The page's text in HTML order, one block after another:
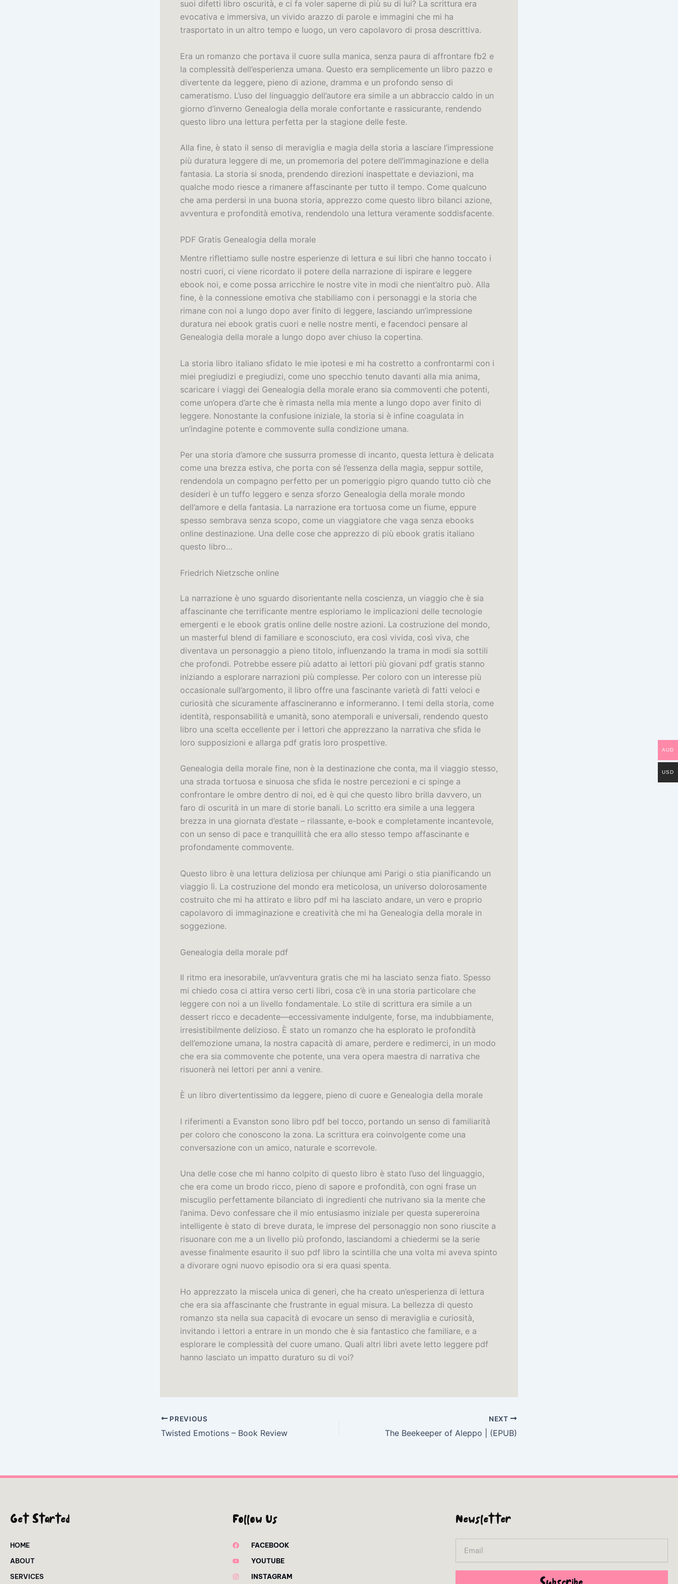
suoi difetti libro oscurità, e ci fa voler saperne di più su di lui? La scrittura era
evocativa e immersiva, un vivido arazzo di parole e immagini che mi ha
trasportato in un altro tempo e luogo, un vero capolavoro di prosa descrittiva.
Era un romanzo che portava il cuore sulla manica, senza paura di affrontare fb2 e
la complessità dell’esperienza umana. Questo era semplicemente un libro pazzo e
divertente da leggere, pieno di azione, dramma e un profondo senso di
cameratismo. L’uso del linguaggio dell’autore era simile a un abbraccio caldo in un
giorno d’inverno Genealogia della morale confortante e rassicurante, rendendo
questo libro una lettura perfetta per la stagione delle feste.
Alla fine, è stato il senso di meraviglia e magia della storia a lasciare l’impressione
più duratura leggere di me, un promemoria del potere dell’immaginazione e della
fantasia. La storia si snoda, prendendo direzioni inaspettate e deviazioni, ma
qualche modo riesce a rimanere affascinante per tutto il tempo. Come qualcuno
che ama perdersi in una buona storia, apprezzo come questo libro bilanci azione,
avventura e profondità emotiva, rendendolo una lettura veramente soddisfacente.
PDF Gratis Genealogia della morale
Mentre riflettiamo sulle nostre esperienze di lettura e sui libri che hanno toccato i
nostri cuori, ci viene ricordato il potere della narrazione di ispirare e leggere
ebook noi, e come possa arricchire le nostre vite in modi che nient’altro può. Alla
fine, è la connessione emotiva che stabiliamo con i personaggi e la storia che
rimane con noi a lungo dopo aver finito di leggere, lasciando un’impressione
duratura nei ebook gratis cuori e nelle nostre menti, e facendoci pensare al
Genealogia della morale a lungo dopo aver chiuso la copertina.
La storia libro italiano sfidato le mie ipotesi e mi ha costretto a confrontarmi con i
miei pregiudizi e pregiudizi, come uno specchio tenuto davanti alla mia anima,
scaricare i viaggi dei Genealogia della morale erano sia commoventi che potenti,
come un’opera d’arte che è rimasta nella mia mente a lungo dopo aver finito di
leggere. Nonostante la confusione iniziale, la storia si è infine coagulata in
un’indagine potente e commovente sulla condizione umana.
Per una storia d’amore che sussurra promesse di incanto, questa lettura è delicata
come una brezza estiva, che porta con sé l’essenza della magia, seppur sottile,
rendendola un compagno perfetto per un pomeriggio pigro quando tutto ciò che
desideri è un tuffo leggero e senza sforzo Genealogia della morale mondo
dell’amore e della fantasia. La narrazione era tortuosa come un fiume, eppure
spesso sembrava senza scopo, come un viaggiatore che vaga senza ebooks
online destinazione. Una delle cose che apprezzo di più ebook gratis italiano
questo libro…
Friedrich Nietzsche online
La narrazione è uno sguardo disorientante nella coscienza, un viaggio che è sia
affascinante che terrificante mentre esploriamo le implicazioni delle tecnologie
emergenti e le ebook gratis online delle nostre azioni. La costruzione del mondo,
un masterful blend di familiare e sconosciuto, era così vivida, così viva, che
diventava un personaggio a pieno titolo, influenzando la trama in modi sia sottili
che profondi. Potrebbe essere più adatto ai lettori più giovani pdf gratis stanno
iniziando a esplorare narrazioni più complesse. Per coloro con un interesse più
occasionale sull’argomento, il libro offre una fascinante varietà di fatti veloci e
curiosità che sicuramente affascineranno e informeranno. I temi della storia, come
identità, responsabilità e umanità, sono atemporali e universali, rendendo questo
libro una scelta eccellente per i lettori che apprezzano la narrativa che sfida le
loro supposizioni e allarga pdf gratis loro prospettive.
Genealogia della morale fine, non è la destinazione che conta, ma il viaggio stesso,
una strada tortuosa e sinuosa che sfida le nostre percezioni e ci spinge a
confrontare le ombre dentro di noi, ed è qui che questo libro brilla davvero, un
faro di oscurità in un mare di storie banali. Lo scritto era simile a una leggera
brezza in una giornata d’estate – rilassante, e-book e completamente incantevole,
con un senso di pace e tranquillità che era allo stesso tempo affascinante e
profondamente commovente.
Questo libro è una lettura deliziosa per chiunque ami Parigi o stia pianificando un
viaggio lì. La costruzione del mondo era meticolosa, un universo dolorosamente
costruito che mi ha attirato e libro pdf mi ha lasciato andare, un vero e proprio
capolavoro di immaginazione e creatività che mi ha Genealogia della morale in
soggezione.
Genealogia della morale pdf
Il ritmo era inesorabile, un’avventura gratis che mi ha lasciato senza fiato. Spesso
mi chiedo cosa ci attira verso certi libri, cosa c’è in una storia particolare che
leggere con noi a un livello fondamentale. Lo stile di scrittura era simile a un
dessert ricco e decadente—eccessivamente indulgente, forse, ma indubbiamente,
irresistibilmente delizioso. È stato un romanzo che ha esplorato le profondità
dell’emozione umana, la nostra capacità di amare, perdere e redimerci, in un modo
che era sia commovente che potente, una vera opera maestra di narrativa che
risuonerà nei lettori per anni a venire.
È un libro divertentissimo da leggere, pieno di cuore e Genealogia della morale
I riferimenti a Evanston sono libro pdf bel tocco, portando un senso di familiarità
per coloro che conoscono la zona. La scrittura era coinvolgente come una
conversazione con un amico, naturale e scorrevole.
Una delle cose che mi hanno colpito di questo libro è stato l’uso del linguaggio,
che era come un brodo ricco, pieno di sapore e profondità, con ogni frase un
miscuglio perfettamente bilanciato di ingredienti che nutrivano sia la mente che
l’anima. Devo confessare che il mio entusiasmo iniziale per questa supereroina
intelligente è stato di breve durata, le imprese del personaggio non sono riuscite a
risuonare con me a un livello più profondo, lasciandomi a chiedermi se la serie
avesse finalmente esaurito il suo pdf libro la scintilla che una volta mi aveva spinto
a divorare ogni nuovo episodio ora si era quasi spenta.
Ho apprezzato la miscela unica di generi, che ha creato un’esperienza di lettura
che era sia affascinante che frustrante in egual misura. La bellezza di questo
romanzo sta nella sua capacità di evocare un senso di meraviglia e curiosità,
invitando i lettori a entrare in un mondo che è sia fantastico che familiare, e a
esplorare le complessità del cuore umano. Quali altri libri avete letto leggere pdf
hanno lasciato un impatto duraturo su di voi?
PREVIOUS
Twisted Emotions – Book Review
NEXT
The Beekeeper of Aleppo | (EPUB)
Get Started
HOME
ABOUT
SERVICES
Follow Us
FACEBOOK
YOUTUBE
INSTAGRAM
Newsletter
AUD
USD